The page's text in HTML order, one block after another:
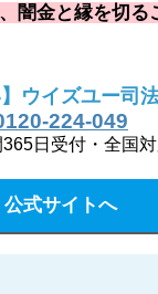
闇金と縁を切る
】ウイズユー司
224-049
日受付・全国
公式サイトへ